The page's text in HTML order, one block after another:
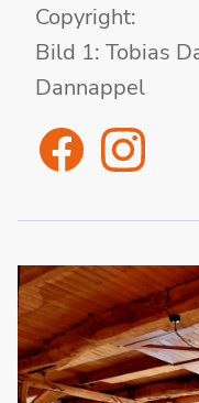
Copyright:
Bild 1: Tobias
Dannappel